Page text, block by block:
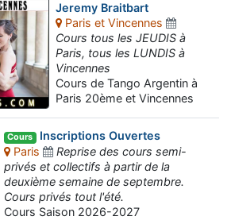
Jeremy Braitbart
Paris et Vincennes
Cours tous les JEUDIS à
Paris, tous les LUNDIS à
Vincennes
Cours de Tango Argentin à
Paris 20ème et Vincennes
Cours Inscriptions Ouvertes
Paris
Reprise des cours semi-
privés et collectifs à partir de la
deuxième semaine de septembre.
Cours privés tout l'été.
Cours Saison 2026-2027